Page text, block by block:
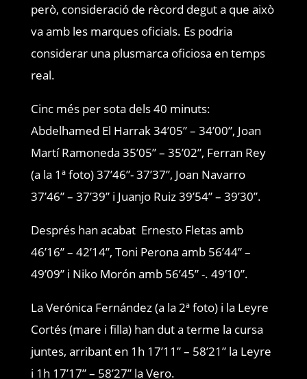
però, consideració de rècord degut a que això
va amb les marques oficials. Es podria
considerar una plusmarca oficiosa en temps
real.
Cinc més per sota dels 40 minuts:
Abdelhamed El Harrak 34’05” – 34’00”, Joan
Martí Ramoneda 35’05” – 35’02”, Ferran Rey
(a la 1ª foto) 37’46”- 37’37”, Joan Navarro
37’46” – 37’39” i Juanjo Ruiz 39’54” – 39’30”.
Després han acabat Ernesto Fletas amb
46’16” – 42’14”, Toni Perona amb 56’44” –
49’09” i Niko Morón amb 56’45” -. 49’10”.
La Verónica Fernández (a la 2ª foto) i la Leyre
Cortés (mare i filla) han dut a terme la cursa
juntes, arribant en 1h 17’11” – 58’21” la Leyre
i 1h 17’17” – 58’27” la Vero.